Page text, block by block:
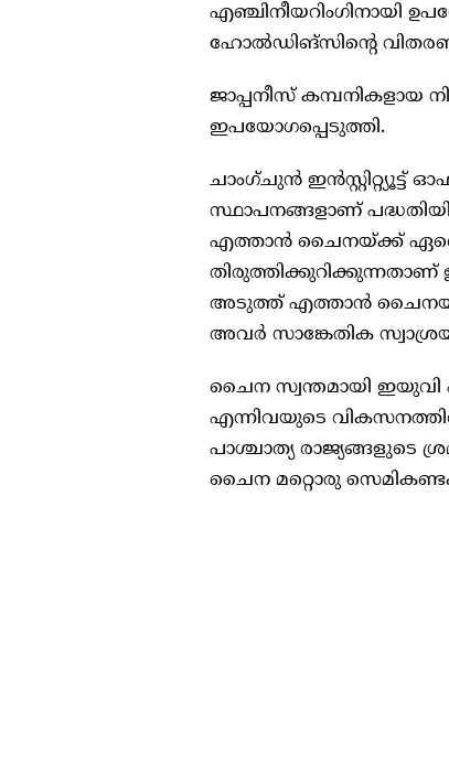
എഞ്ചിനീയറിംഗിനായി
ഹോൽഡിങ്‌സിന്റെ
ജാപ്പനീസ്
ഇപയോഗപ്പെടുത്തി.
ചാംഗ്ചുൻ
സ്ഥാപനങ്ങളാണ്
എത്താൻ ചൈനയ്ക്ക് ഏറെ
തിരുത്തിക്കുറിക്കുന്നതാണ്
അടുത്ത് എത്താൻ ചൈനയ്ക്ക്
അവർ സാങ്കേതിക
ചൈന സ്വന്തമായി
എന്നിവയുടെ
പാശ്ചാത്യ രാജ്യങ്ങളുടെ
ചൈന മറ്റൊരു